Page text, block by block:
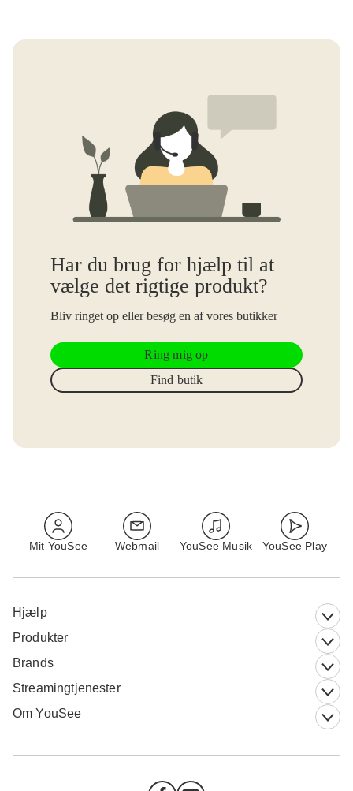
Har du brug for hjælp til at
vælge det rigtige produkt?
Bliv ringet op eller besøg en af vores butikker
Ring mig op
Find butik
Mit YouSee Webmail YouSee Musik YouSee Play
Hjælp
Produkter
Brands
Streamingtjenester
Om YouSee